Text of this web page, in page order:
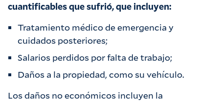
cuantificables que sufrió, que incluyen:
Tratamiento médico de emergencia y
cuidados posteriores;
Salarios perdidos por falta de trabajo;
Daños a la propiedad, como su vehículo.
Los daños no económicos incluyen la